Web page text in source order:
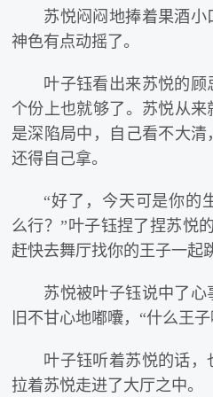
苏悦闷闷地捧着果酒小
神色有点动摇了。
叶子钰看出来苏悦的
个份上也就够了。苏悦从
是深陷局中，自己看不大
还得自己拿。
“好了，今天可是你的
么行？”叶子钰捏了捏苏悦
赶快去舞厅找你的王子一起
苏悦被叶子钰说中了
旧不甘心地嘟囔，“什么王
叶子钰听着苏悦的话，
拉着苏悦走进了大厅之中。